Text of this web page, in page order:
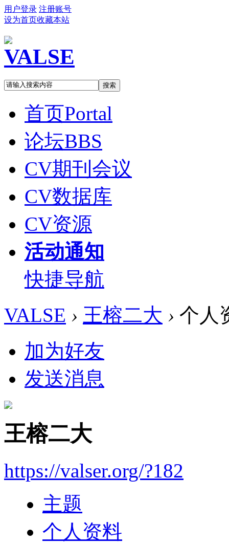
用户登录 注册账号
设为首页收藏本站
搜索
首页Portal
论坛BBS
CV期刊会议
CV数据库
CV资源
活动通知
快捷导航
VALSE › 王榕二大 › 个人
加为好友
发送消息
王榕二大
https://valser.org/?182
主题
个人资料